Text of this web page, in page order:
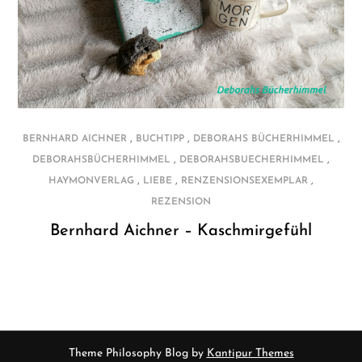
BERNHARD AICHNER, BUCHTIPP, DEBORAHS BÜCHERHIMMEL ,
DEBORAHSBÜCHERHIMMEL , DEBORAHSBUECHERHIMMEL ,
HAYMONVERLAG , LIEBE , RENZENSIONSEXEMPLAR ,
REZENSION
Bernhard Aichner – Kaschmirgefühl
Theme Philosophy Blog by Kantipur Themes